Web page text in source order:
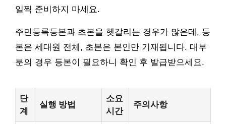
일찍 준비하지 마세요.
주민등록등본과 초본을 헷갈리는 경우가 많은데, 등
본은 세대원 전체, 초본은 본인만 기재됩니다. 대부
분의 경우 등본이 필요하니 확인 후 발급받으세요.
단
계
실행 방법
소요
시간
주의사항